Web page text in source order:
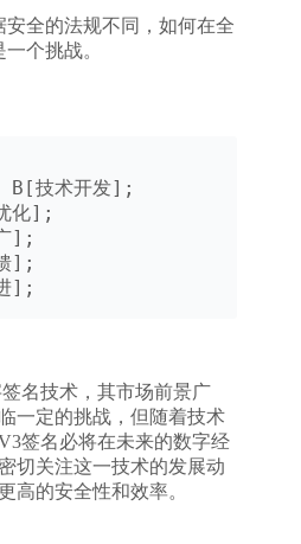
全的法规不同，如何在全
个挑战。
];
名技术，其市场前景广
一定的挑战，但随着技术
签名必将在未来的数字经
切关注这一技术的发展动
高的安全性和效率。